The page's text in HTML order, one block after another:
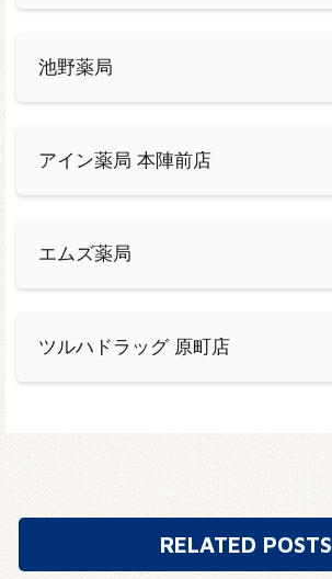
池野薬局
アイン薬局 本陣前店
エムズ薬局
ツルハドラッグ 原町店
RELATED POSTS